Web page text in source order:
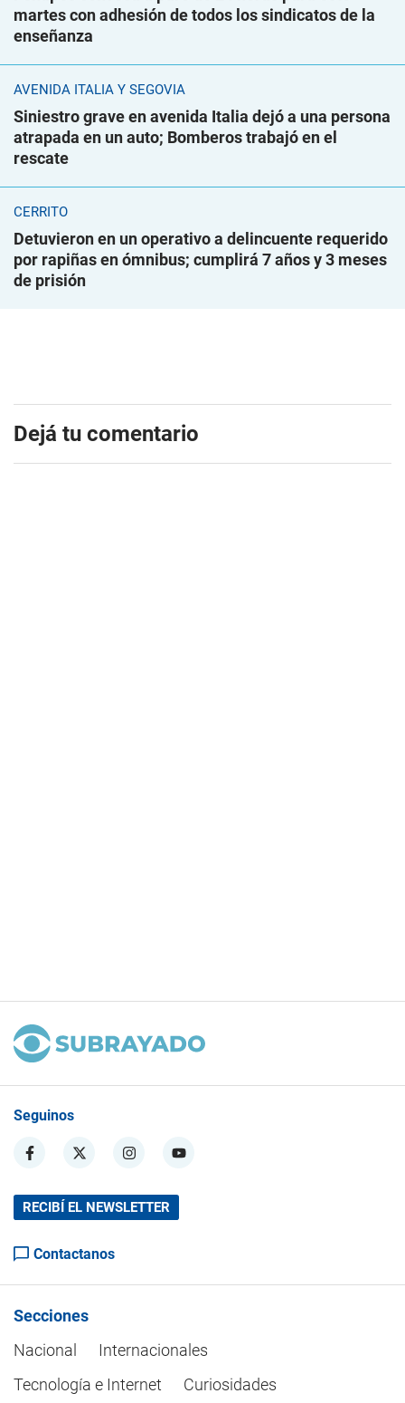
martes con adhesión de todos los sindicatos de la
enseñanza
AVENIDA ITALIA Y SEGOVIA
Siniestro grave en avenida Italia dejó a una persona
atrapada en un auto; Bomberos trabajó en el
rescate
CERRITO
Detuvieron en un operativo a delincuente requerido
por rapiñas en ómnibus; cumplirá 7 años y 3 meses
de prisión
Dejá tu comentario
Seguinos
RECIBÍ EL NEWSLETTER
Contactanos
Secciones
Nacional
Internacionales
Tecnología e Internet
Curiosidades